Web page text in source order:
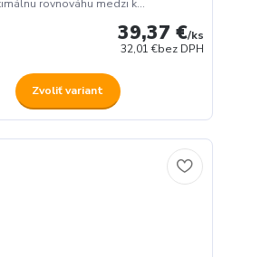
rovnováhu medzi k...
39,37 €/ks
32,01 €bez DPH
Zvoliť variant